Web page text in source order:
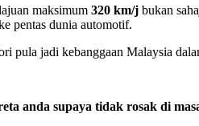
maksimum 320 km/j bukan
pentas dunia automotif.
pula jadi kebanggaan Malaysia
anda supaya tidak rosak di